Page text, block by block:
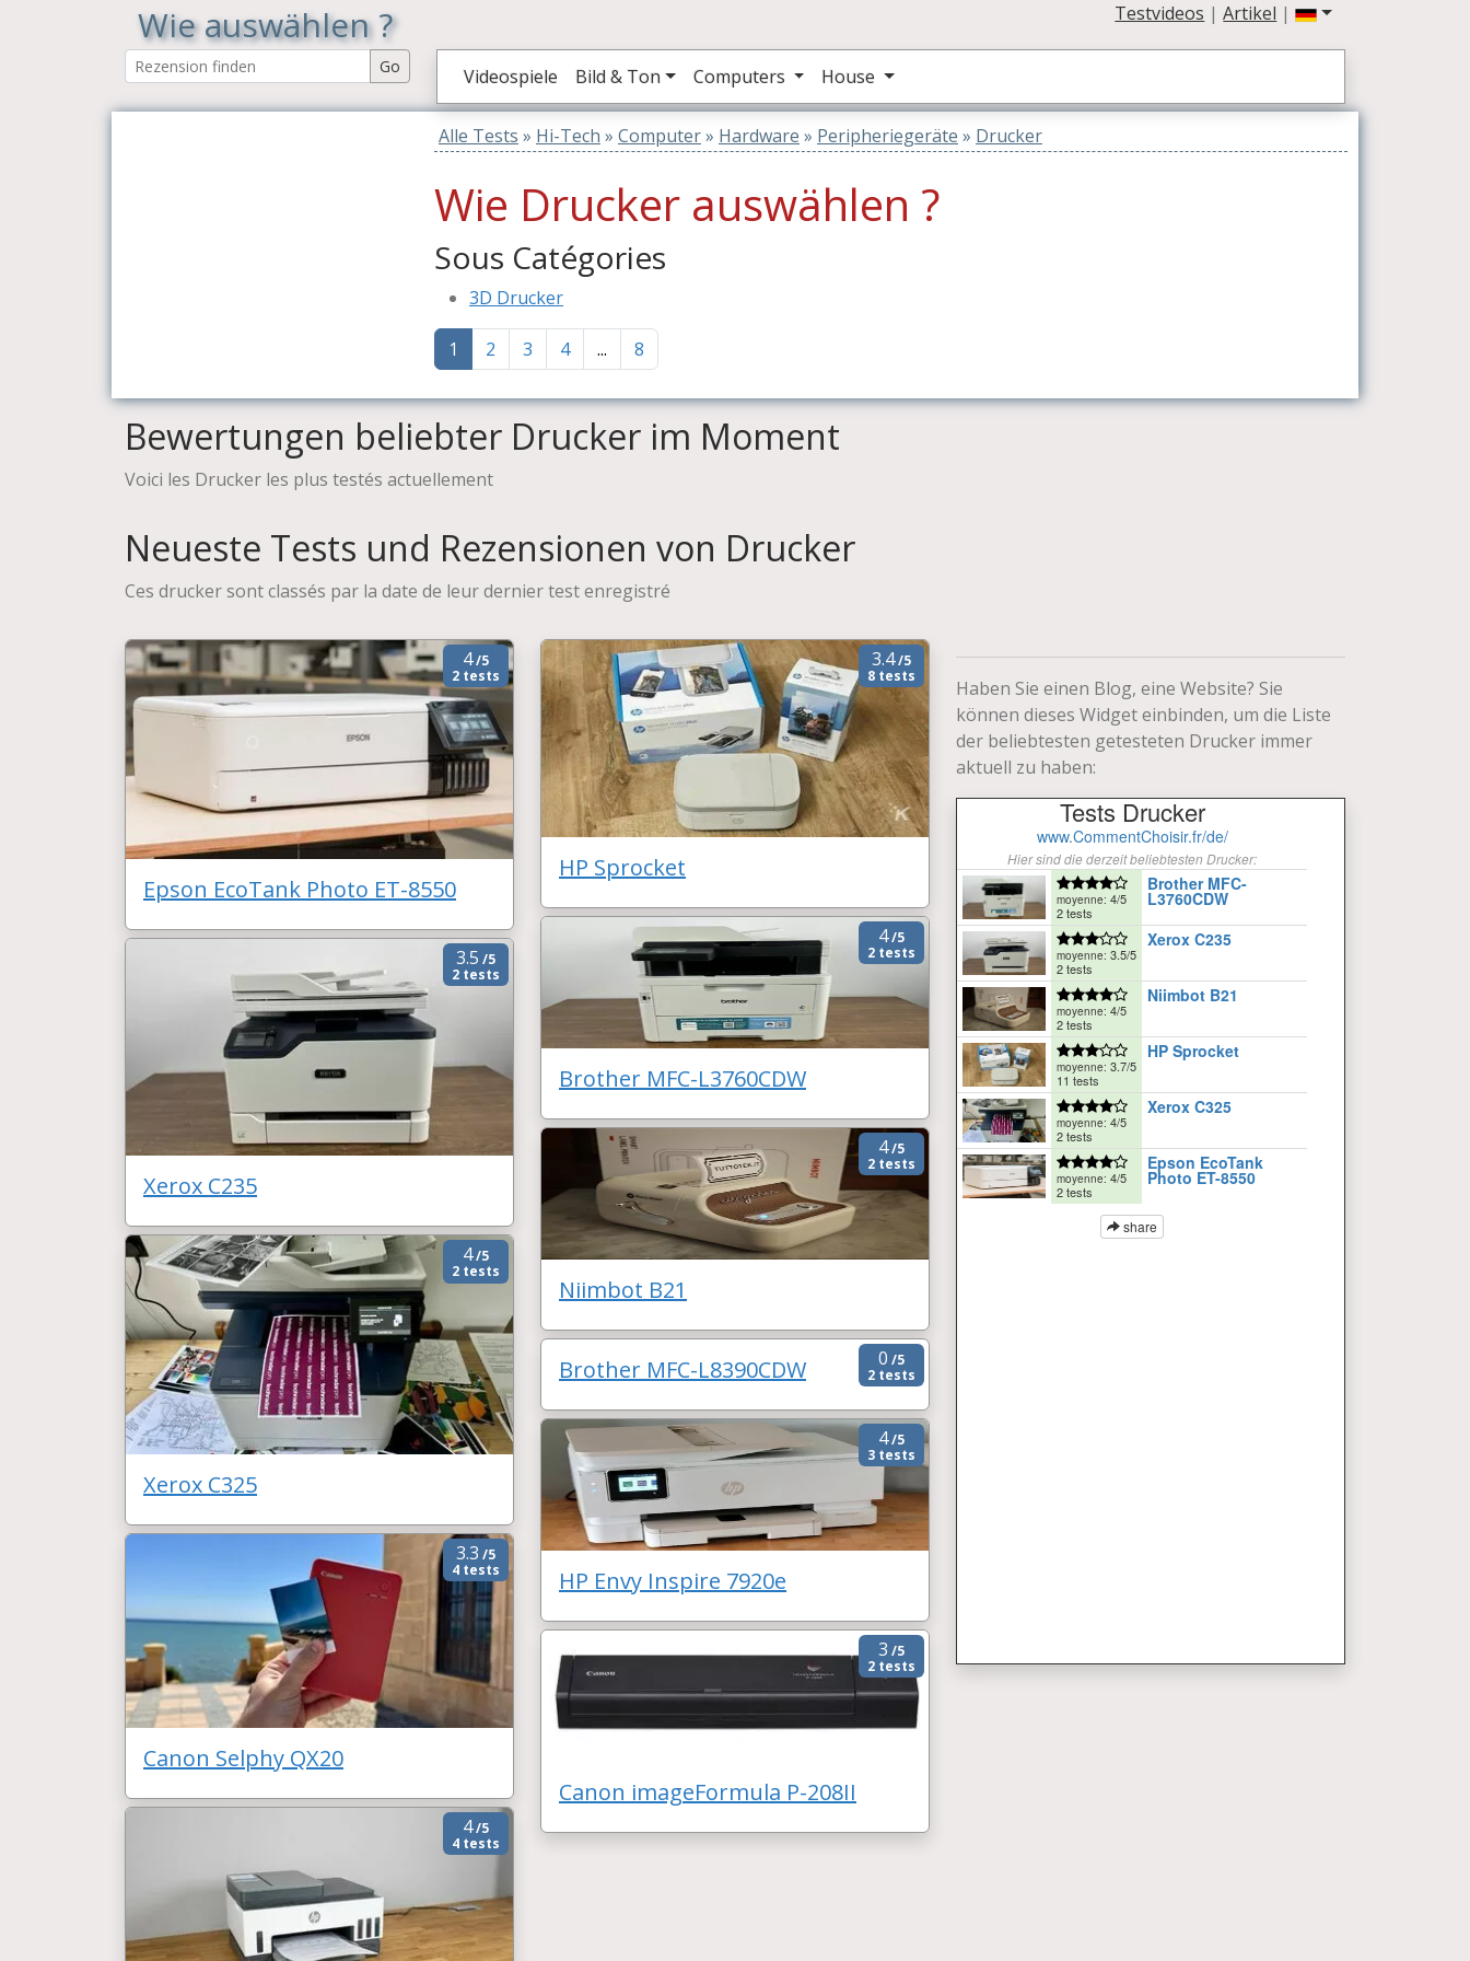
Wie auswählen ? Testvideos |Artikel |
Videospiele Bild & Ton Computers House
Alle Tests » Hi-Tech » Computer» Hardware » Peripheriegeräte » Drucker
Wie Drucker auswählen ?
Sous Catégories
3D Drucker
1 2 3 4 ... 8
Bewertungen beliebter Drucker im Moment
Voici les Drucker les plus testés actuellement
Neueste Tests und Rezensionen von Drucker
Ces drucker sont classés par la date de leur dernier test enregistré
4/5
2 tests
Epson EcoTank Photo ET-8550
3.5 /5
2 tests
Xerox C235
4/5
2 tests
Xerox C325
3.3 /5
4 tests
Canon Selphy QX20
4/5
4 tests
3.4/5
8 tests
HP Sprocket
4/5
2 tests
Brother MFC-L3760CDW
4/5
2 tests
Niimbot B21
0 /5
2 tests
Brother MFC-L8390CDW
4/5
3 tests
HP Envy Inspire 7920e
3 /5
2 tests
Canon imageFormula P-208II
Haben Sie einen Blog, eine Website? Sie
können dieses Widget einbinden, um die Liste
der beliebtesten getesteten Drucker immer
aktuell zu haben: